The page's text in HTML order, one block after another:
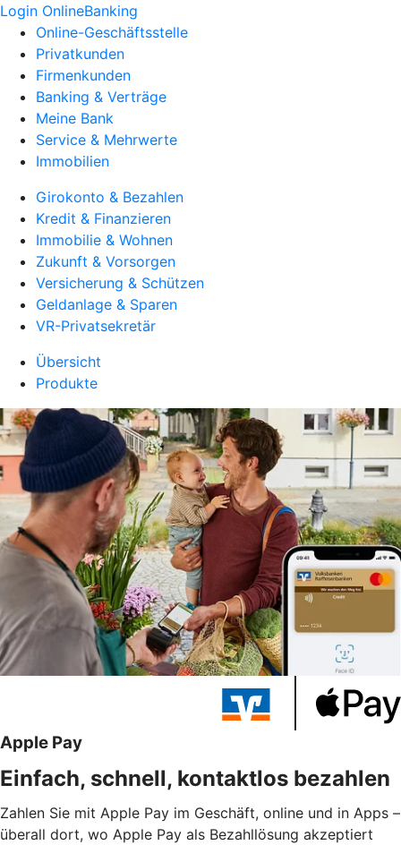
Login OnlineBanking
Online-Geschäftsstelle
Privatkunden
Firmenkunden
Banking & Verträge
Meine Bank
Service & Mehrwerte
Immobilien
Girokonto & Bezahlen
Kredit & Finanzieren
Immobilie & Wohnen
Zukunft & Vorsorgen
Versicherung & Schützen
Geldanlage & Sparen
VR-Privatsekretär
Übersicht
Produkte
Apple Pay
Einfach, schnell, kontaktlos bezahlen
Zahlen Sie mit Apple Pay im Geschäft, online und in Apps –
überall dort, wo Apple Pay als Bezahllösung akzeptiert